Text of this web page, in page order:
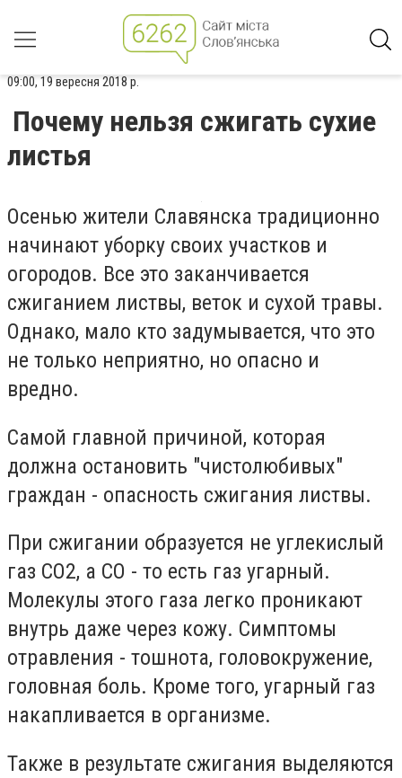
09:00, 19 вересня 2018 р.
Почему нельзя сжигать сухие
листья
Осенью жители Славянска традиционно
начинают уборку своих участков и
огородов. Все это заканчивается
сжиганием листвы, веток и сухой травы.
Однако, мало кто задумывается, что это
не только неприятно, но опасно и
вредно.
Самой главной причиной, которая
должна остановить "чистолюбивых"
граждан - опасность сжигания листвы.
При сжигании образуется не углекислый
газ СО2, а СО - то есть газ угарный.
Молекулы этого газа легко проникают
внутрь даже через кожу. Симптомы
отравления - тошнота, головокружение,
головная боль. Кроме того, угарный газ
накапливается в организме.
Также в результате сжигания выделяются